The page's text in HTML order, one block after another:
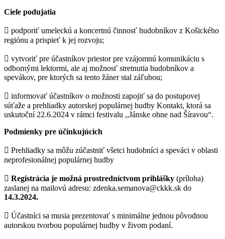
Ciele podujatia
 podporiť umeleckú a koncertnú činnosť hudobníkov z Košického
regiónu a prispieť k jej rozvoju;
 vytvoriť pre účastníkov priestor pre vzájomnú komunikáciu s
odbornými lektormi, ale aj možnosť stretnutia hudobníkov a
spevákov, pre ktorých sa tento žáner stal záľubou;
 informovať účastníkov o možnosti zapojiť sa do postupovej
súťaže a prehliadky autorskej populárnej hudby Kontakt, ktorá sa
uskutoční 22.6.2024 v rámci festivalu ,,Jánske ohne nad Šíravou“.
Podmienky pre účinkujúcich
 Prehliadky sa môžu zúčastniť všetci hudobníci a speváci v oblasti
neprofesionálnej populárnej hudby
 Registrácia je možná prostredníctvom prihlášky (príloha)
zaslanej na mailovú adresu: zdenka.semanova@ckkk.sk do
14.3.2024.
 Účastníci sa musia prezentovať s minimálne jednou pôvodnou
autorskou tvorbou populárnej hudby v živom podaní.